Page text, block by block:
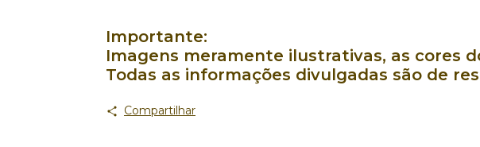
Importante:
Imagens meramente ilustrativas, as cores
Todas as informações divulgadas são de
Compartilhar